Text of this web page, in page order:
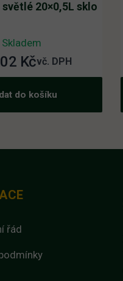
světlé 20×0,5L sklo
Skladem
Kčvč. DPH
do košíku
řád